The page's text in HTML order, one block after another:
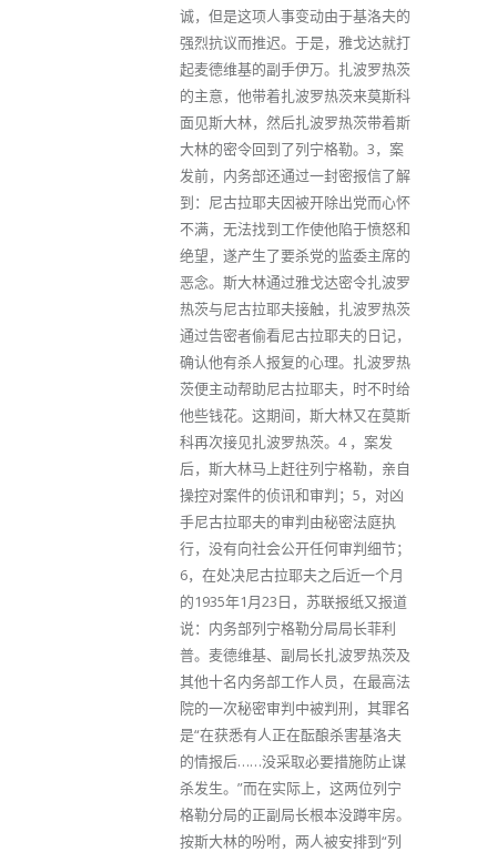
诚，但是这项人事变动由于基洛夫的
强烈抗议而推迟。于是，雅戈达就打
起麦德维基的副手伊万。扎波罗热茨
的主意，他带着扎波罗热茨来莫斯科
面见斯大林，然后扎波罗热茨带着斯
大林的密令回到了列宁格勒。3，案
发前，内务部还通过一封密报信了解
到：尼古拉耶夫因被开除出党而心怀
不满，无法找到工作使他陷于愤怒和
绝望，遂产生了要杀党的监委主席的
恶念。斯大林通过雅戈达密令扎波罗
热茨与尼古拉耶夫接触，扎波罗热茨
通过告密者偷看尼古拉耶夫的日记，
确认他有杀人报复的心理。扎波罗热
茨便主动帮助尼古拉耶夫，时不时给
他些钱花。这期间，斯大林又在莫斯
科再次接见扎波罗热茨。4 ，案发
后，斯大林马上赶往列宁格勒，亲自
操控对案件的侦讯和审判；5，对凶
手尼古拉耶夫的审判由秘密法庭执
行，没有向社会公开任何审判细节；
6，在处决尼古拉耶夫之后近一个月
的1935年1月23日，苏联报纸又报道
说：内务部列宁格勒分局局长菲利
普。麦德维基、副局长扎波罗热茨及
其他十名内务部工作人员，在最高法
院的一次秘密审判中被判刑，其罪名
是“在获悉有人正在酝酿杀害基洛夫
的情报后……没采取必要措施防止谋
杀发生。”而在实际上，这两位列宁
格勒分局的正副局长根本没蹲牢房。
按斯大林的吩咐，两人被安排到“列